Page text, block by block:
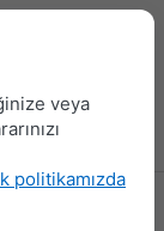
yap
veya
politikamızda